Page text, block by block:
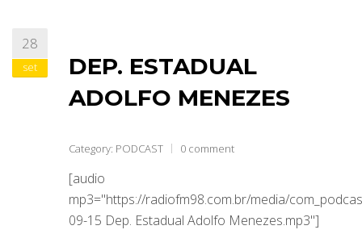
28
set
DEP. ESTADUAL
ADOLFO MENEZES
Category: PODCAST 0 comment
[audio
mp3="https://radiofm98.com.br/media/
09-15 Dep. Estadual Adolfo Menezes.mp3"]